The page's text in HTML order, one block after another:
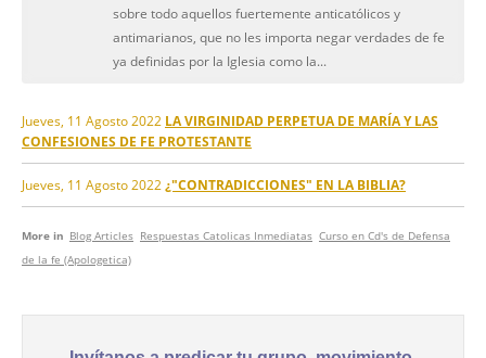
sobre todo aquellos fuertemente anticatólicos y
antimarianos, que no les importa negar verdades de fe
ya definidas por la Iglesia como la...
Jueves, 11 Agosto 2022 LA VIRGINIDAD PERPETUA DE MARÍA Y LAS
CONFESIONES DE FE PROTESTANTE
Jueves, 11 Agosto 2022 ¿"CONTRADICCIONES" EN LA BIBLIA?
More in Blog Articles Respuestas Catolicas Inmediatas Curso en Cd's de Defensa
de la fe (Apologetica)